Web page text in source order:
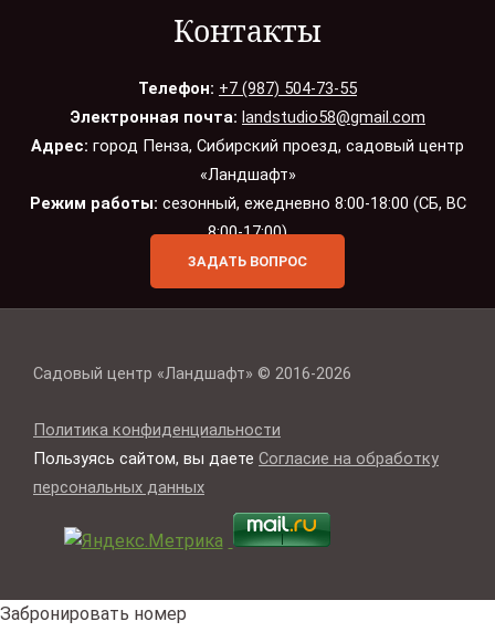
Контакты
Телефон: +7 (987) 504-73-55
Электронная почта: landstudio58@gmail.com
Адрес: город Пенза, Сибирский проезд, садовый центр
«Ландшафт»
Режим работы: сезонный, ежедневно 8:00-18:00 (СБ, ВС
8:00-17:00)
ЗАДАТЬ ВОПРОС
Садовый центр «Ландшафт» © 2016-2026
Политика конфиденциальности
Пользуясь сайтом, вы даете Согласие на обработку
персональных данных
Забронировать номер